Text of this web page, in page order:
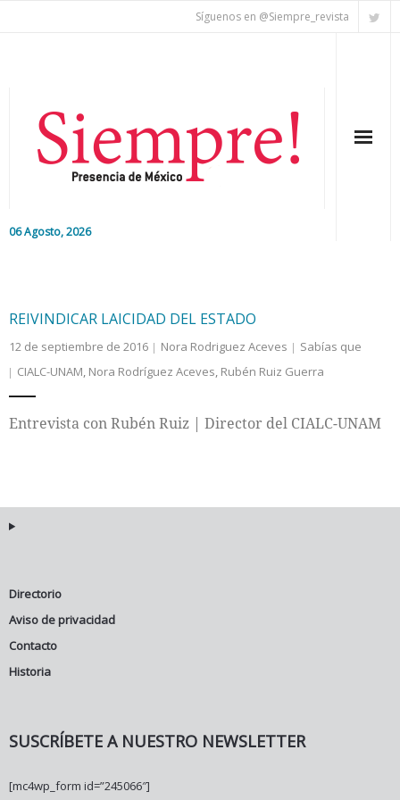
Síguenos en @Siempre_revista
06 Agosto, 2026
Nacional
REIVINDICAR LAICIDAD DEL ESTADO
12 de septiembre de 2016 Nora Rodriguez Aceves
Sabías que
CIALC-UNAM, Nora Rodríguez Aceves, Rubén Ruiz Guerra
Entrevista con Rubén Ruiz | Director del CIALC-UNAM
Directorio
Aviso de privacidad
Contacto
Historia
SUSCRÍBETE A NUESTRO NEWSLETTER
[mc4wp_form id=”245066″]